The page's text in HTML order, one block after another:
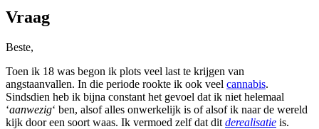
Vraag
Beste,
Toen ik 18 was begon ik plots veel last te krijgen van
angstaanvallen. In die periode rookte ik ook veel cannabis.
Sindsdien heb ik bijna constant het gevoel dat ik niet helemaal
‘aanwezig‘ ben, alsof alles onwerkelijk is of alsof ik naar de wereld
kijk door een soort waas. Ik vermoed zelf dat dit derealisatie is.